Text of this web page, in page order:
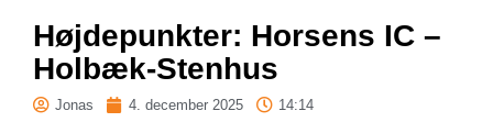
Højdepunkter: Horsens IC –
Holbæk-Stenhus
Jonas 4. december 2025 14:14